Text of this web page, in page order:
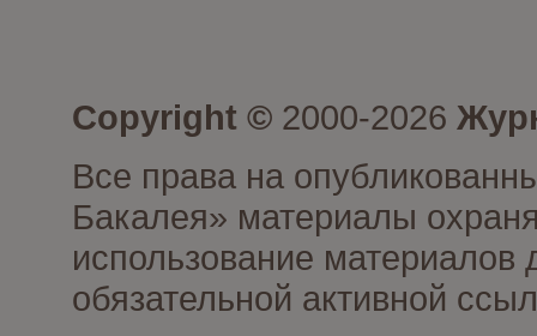
Copyright © 2000-2026
Все права на
Бакалея» материалы
использование материалов
обязательной активной